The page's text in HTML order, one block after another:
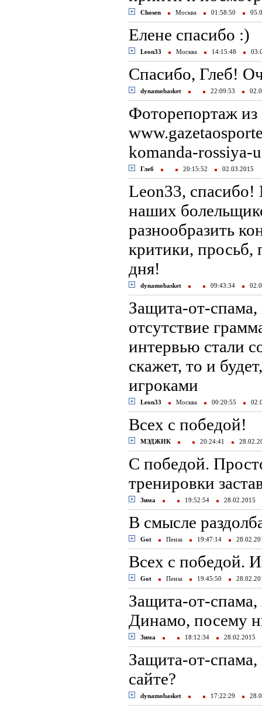
Chosen Москва 01:58:50
Елене спасибо :)
Leon33 Москва 14:15:48
Спасибо, Глеб!
dynamobasket 22:09:53
Фоторепортаж из
komanda-rossiya-
Глеб 20:15:52 02.03.2015
Leon33, спасибо!
наших
разнообразить
критики,
дня!
dynamobasket 09:43:34
Защита-от-
отсутствие
интервью стали
скажет, то и
игроками
Leon33 Москва 00:20:55
Всех с победой!
МЭДЖИК 20:24:41
C победой.
тренировки
Зима 19:52:54 28.02.2015
В смысле
Got Пенза 19:47:14
Всех с победой.
Got Пенза 19:45:50
Защита-от-
Динамо, посему
Зима 18:12:34 28.02.2015
Защита-от-
сайте?
dynamobasket 17:22:29